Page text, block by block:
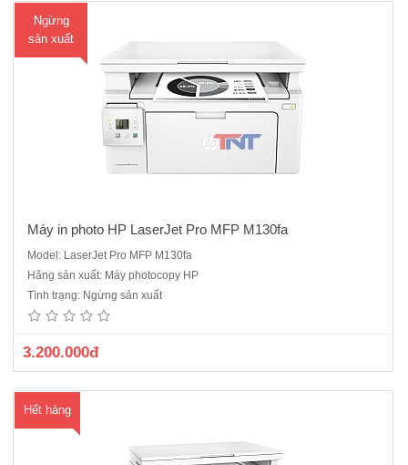
Ngừng
sản xuất
Máy in photo HP LaserJet Pro MFP M130fa
Model: LaserJet Pro MFP M130fa
Hãng sản xuất: Máy photocopy HP
Tình trạng: Ngừng sản xuất
3.200.000đ
Hết hàng
Máy in HP LaserJet Pro MFP M130nwChức năng: in, copy, scan, khổ
in A4. Đa nhiệm.Công suất in tối đa: 10000 trang/tháng, công suất
scan: 150-1500 trang/ thángCông suất in khuyến nghị: 150-1500
trang/ thángTốc độ in: 22 trang A4/ phútCông nghệ mự..